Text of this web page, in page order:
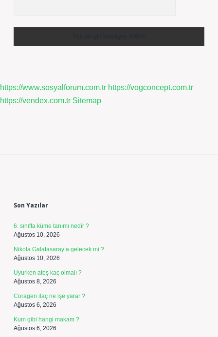
https://www.sosyalforum.com.tr https://vogconcept.com.tr
https://vendex.com.tr Sitemap
Son Yazılar
6. sınıfta küme tanımı nedir ?
Ağustos 10, 2026
Nikola Galatasaray’a gelecek mi ?
Ağustos 10, 2026
Uyurken ateş kaç olmalı ?
Ağustos 8, 2026
Coragen ilaç ne işe yarar ?
Ağustos 6, 2026
Kum gibi hangi makam ?
Ağustos 6, 2026